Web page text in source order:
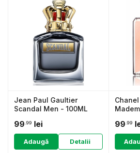
Jean Paul Gaultier
Scandal Men - 100ML
99 .99 lei
Adaugă Detalii
99 .99